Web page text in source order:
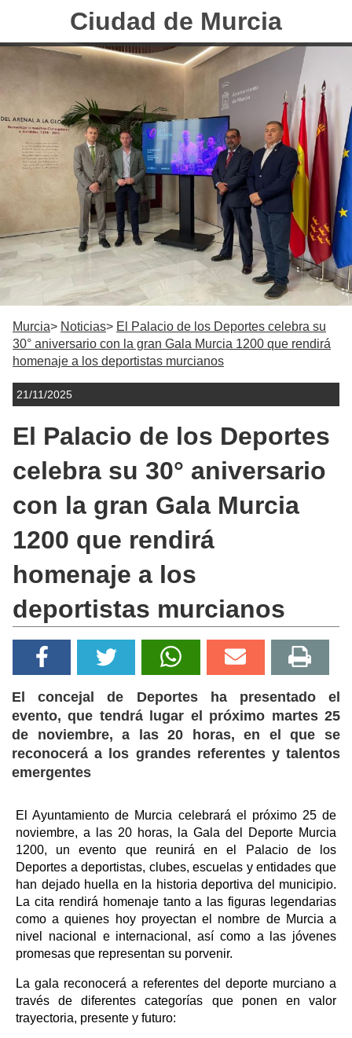
Ciudad de Murcia
Murcia Noticias
El Palacio de los Deportes celebra su
30° aniversario con la gran Gala Murcia 1200 que rendirá
homenaje a los deportistas murcianos
21/11/2025
El Palacio de los Deportes
celebra su 30° aniversario
con la gran Gala Murcia
1200 que rendirá
homenaje a los
deportistas murcianos
El concejal de Deportes ha presentado el
evento, que tendrá lugar el próximo martes 25
de noviembre, a las 20 horas, en el que se
reconocerá a los grandes referentes y talentos
emergentes
El Ayuntamiento de Murcia celebrará el próximo 25 de
noviembre, a las 20 horas, la Gala del Deporte Murcia
1200, un evento que reunirá en el Palacio de los
Deportes a deportistas, clubes, escuelas y entidades que
han dejado huella en la historia deportiva del municipio.
La cita rendirá homenaje tanto a las figuras legendarias
como a quienes hoy proyectan el nombre de Murcia a
nivel nacional e internacional, así como a las jóvenes
promesas que representan su porvenir.
La gala reconocerá a referentes del deporte murciano a
través de diferentes categorías que ponen en valor
trayectoria, presente y futuro: